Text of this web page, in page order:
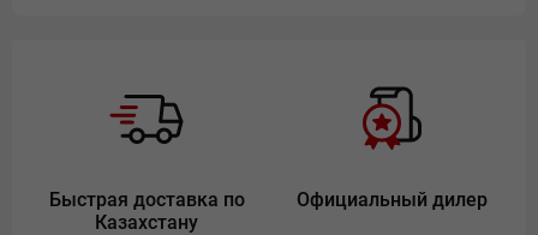
Быстрая доставка по
Казахстану
Официальный дилер